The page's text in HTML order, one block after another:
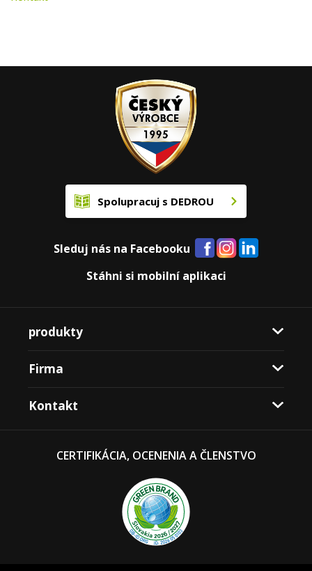
Spolupracuj s DEDROU
Sleduj nás na Facebooku
Stáhni si mobilní aplikaci
produkty
Firma
Kontakt
CERTIFIKÁCIA, OCENENIA A ČLENSTVO